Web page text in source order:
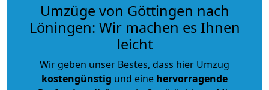
Umzüge von Göttingen nach
Löningen: Wir machen es Ihnen
leicht
Wir geben unser Bestes, dass hier Umzug
kostengünstig und eine hervorragende